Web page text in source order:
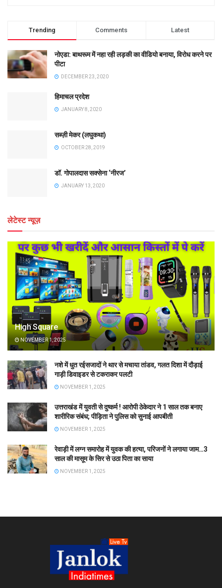
Trending Comments Latest
नोएडा: बाथरूम में नहा रही लड़की का वीडियो बनाया, विरोध करने पर
पीटा
DECEMBER 23, 2020
हिमाचल प्रदेश
JANUARY 8, 2020
सब्ज़ी मेकर (लघुकथा)
OCTOBER 28, 2019
डॉ. गोपालदास सक्सेना ‘नीरज’
JANUARY 13, 2020
लेटेस्ट न्यूज़
High Square
NOVEMBER 1, 2025
नशे में धुत रईसजादों ने थार से मचाया तांडव, गलत दिशा में दौड़ाई
गाड़ी डिवाइडर से टकराकर पलटी
NOVEMBER 1, 2025
उत्तराखंड में युवती से दुष्कर्म ! आरोपी ठेकेदार ने 1 साल तक बनाए
शारीरिक संबंध; पीड़िता ने पुलिस को सुनाई आपबीती
NOVEMBER 1, 2025
रेवाड़ी में लग्न समारोह में युवक की हत्या, परिजनों ने लगाया जाम…3
साल की मासूम के सिर से उठा पिता का साया
NOVEMBER 1, 2025